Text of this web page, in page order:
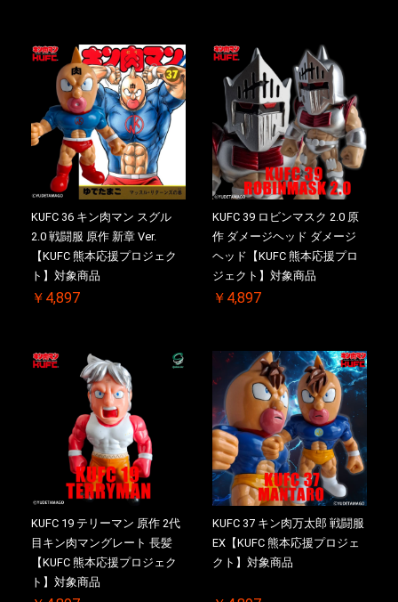
KUFC 36 キン肉マン スグル
2.0 戦闘服 原作 新章 Ver.
【KUFC 熊本応援プロジェク
ト】対象商品
￥4,897
KUFC 39 ロビンマスク 2.0 原
作 ダメージヘッド ダメージ
ヘッド【KUFC 熊本応援プロ
ジェクト】対象商品
￥4,897
KUFC 19 テリーマン 原作 2代
目キン肉マングレート 長髪
【KUFC 熊本応援プロジェク
ト】対象商品
KUFC 37 キン肉万太郎 戦闘服
EX【KUFC 熊本応援プロジェ
クト】対象商品